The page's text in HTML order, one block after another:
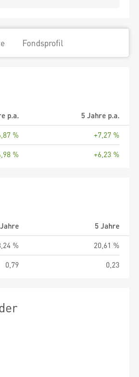
Fondsprofil
p.a.
5 Jahre p.a.
%
+7,27 %
% +6,23 %
5 Jahre
%
20,61 %
0,79 0,23